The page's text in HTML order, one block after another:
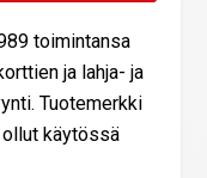
toimintansa
ja lahja- ja
Tuotemerkki
käytössä